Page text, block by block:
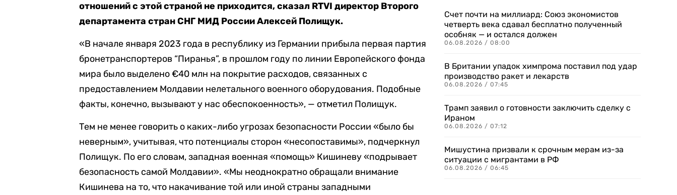
отношений с этой страной не приходится, сказал RTVI директор Второго
департамента стран СНГ МИД России Алексей Полищук.
«В начале января 2023 года в республику из Германии прибыла первая партия
бронетранспортеров “Пиранья”, в прошлом году по линии Европейского фонда
мира было выделено €40 млн на покрытие расходов, связанных с
предоставлением Молдавии нелетального военного оборудования. Подобные
факты, конечно, вызывают у нас обеспокоенность», — отметил Полищук.
Тем не менее говорить о каких-либо угрозах безопасности России «было бы
неверным», учитывая, что потенциалы сторон «несопоставимы», подчеркнул
Полищук. По его словам, западная военная «помощь» Кишиневу «подрывает
безопасность самой Молдавии». «Мы неоднократно обращали внимание
Кишинева на то, что накачивание той или иной страны западными
Счет почти на миллиард: Союз экономистов
четверть века сдавал бесплатно полученный
особняк — и остался должен
06.08.2026 / 08:00
В Британии упадок химпрома поставил под удар
производство ракет и лекарств
06.08.2026 / 07:45
Трамп заявил о готовности заключить сделку с
Ираном
06.08.2026 / 07:12
Мишустина призвали к срочным мерам из-за
ситуации с мигрантами в РФ
06.08.2026 / 06:45